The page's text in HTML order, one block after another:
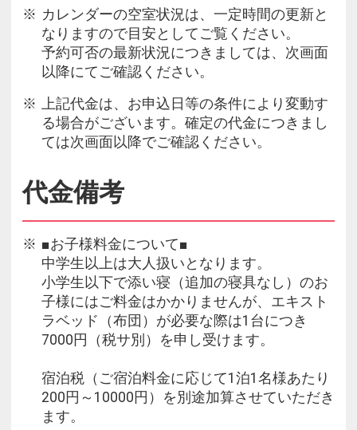
カレンダーの空室状況は、一定時間の更新と
なりますので目安としてご覧ください。
予約可否の最新状況につきましては、次画面
以降にてご確認ください。
上記代金は、お申込日等の条件により変動す
る場合がございます。確定の代金につきまし
ては次画面以降でご確認ください。
代金備考
■お子様料金について■
中学生以上は大人扱いとなります。
小学生以下で添い寝（追加の寝具なし）のお
子様にはご料金はかかりませんが、エキスト
ラベッド（布団）が必要な際は1台につき
7000円（税サ別）を申し受けます。
宿泊税（ご宿泊料金に応じて1泊1名様あたり
200円～10000円）を別途加算させていただき
ます。